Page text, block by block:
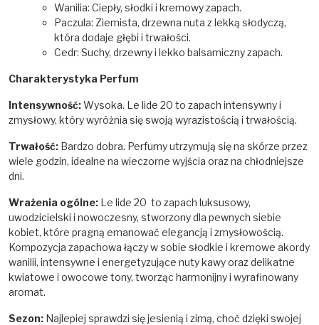
Wanilia: Ciepły, słodki i kremowy zapach.
Paczula: Ziemista, drzewna nuta z lekką słodyczą,
która dodaje głębi i trwałości.
Cedr: Suchy, drzewny i lekko balsamiczny zapach.
Charakterystyka Perfum
Intensywność:Wysoka. Le lide 20 to zapach intensywny i
zmysłowy, który wyróżnia się swoją wyrazistością i trwałością.
Trwałość: Bardzo dobra. Perfumy utrzymują się na skórze przez
wiele godzin, idealne na wieczorne wyjścia oraz na chłodniejsze
dni.
Wrażenia ogólne: Le lide 20 to zapach luksusowy,
uwodzicielski i nowoczesny, stworzony dla pewnych siebie
kobiet, które pragną emanować elegancją i zmysłowością.
Kompozycja zapachowa łączy w sobie słodkie i kremowe akordy
wanilii, intensywne i energetyzujące nuty kawy oraz delikatne
kwiatowe i owocowe tony, tworząc harmonijny i wyrafinowany
aromat.
Sezon: Najlepiej sprawdzi się jesienią i zimą, choć dzięki swojej